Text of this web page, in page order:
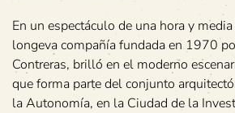
En un espectáculo de una hora y
longeva compañía fundada en 1970
Contreras, brilló en el moderno
que forma parte del conjunto
la Autonomía, en la Ciudad de la